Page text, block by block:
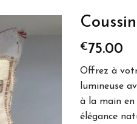
€75.00
Offrez à
lumineuse
à la main en
élégance